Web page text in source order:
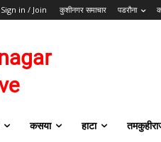
Sign in / Join कुशीनगर समाचार पडरौना
कसया हाटा